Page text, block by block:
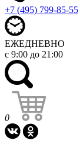
+7 (495) 799-85-55
ЕЖЕДНЕВНО
с 9:00 до 21:00
0